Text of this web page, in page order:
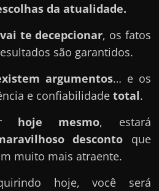
da atualidade.
te decepcionar, os fatos
são garantidos.
argumentos… e os
e confiabilidadetotal.
hoje mesmo, estará
desconto que
muito mais atraente.
hoje, você será